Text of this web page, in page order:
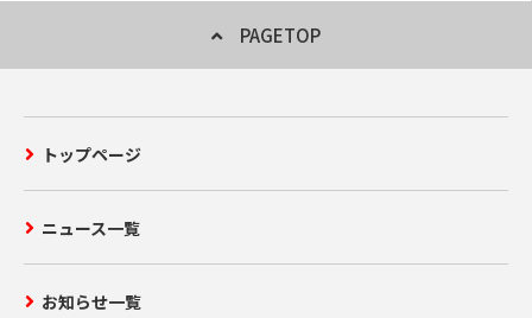
PAGETOP
トップページ
ニュース一覧
お知らせ一覧